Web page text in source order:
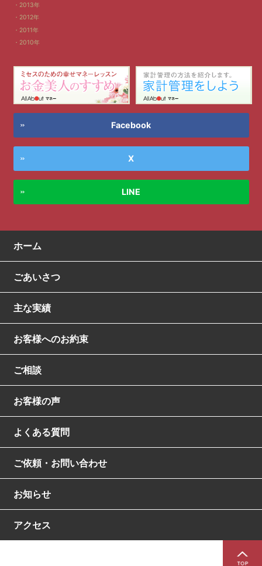
2013年
2012年
2011年
2010年
Facebook
X
LINE
ホーム
ごあいさつ
主な実績
お客様へのお約束
ご相談
お客様の声
よくある質問
ご依頼・お問い合わせ
お知らせ
アクセス